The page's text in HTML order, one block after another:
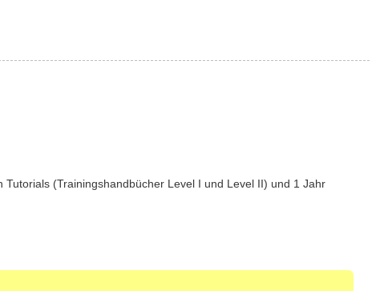
(Trainingshandbücher Level I und Level II) und 1 Jahr